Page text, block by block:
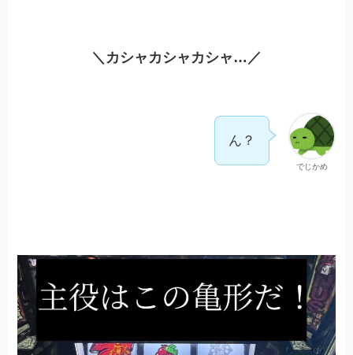
＼カシャカシャカシャ…／
でじかめ
ん？